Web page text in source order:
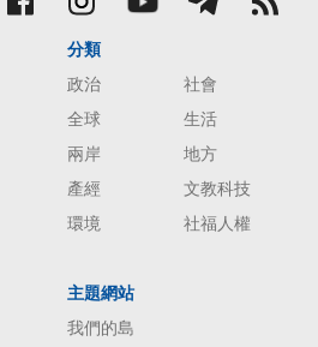
分類
政治
社會
全球
生活
兩岸
地方
產經
文教科技
環境
社福人權
主題網站
我們的島